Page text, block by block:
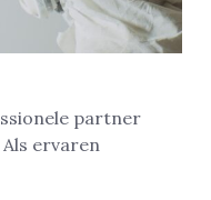
partner
ervaren